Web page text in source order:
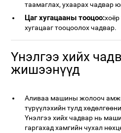
таамаглах, ухаарах чадвар
Цаг хугацааны тооцоо:
хугацааг тооцоолох чадвар.
Үнэлгээ хийх
жишээнүүд
Аливаа машины жолооч
түрүүлэхийн тулд
Үнэлгээ хийх чадвар нь
гаргахад хамгийн чухал